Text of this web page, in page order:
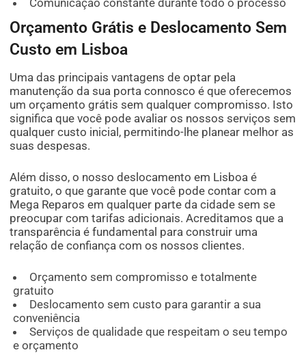
Comunicação constante durante todo o processo
Orçamento Grátis e Deslocamento Sem
Custo em Lisboa
Uma das principais vantagens de optar pela
manutenção da sua porta connosco é que oferecemos
um orçamento grátis sem qualquer compromisso. Isto
significa que você pode avaliar os nossos serviços sem
qualquer custo inicial, permitindo-lhe planear melhor as
suas despesas.
Além disso, o nosso deslocamento em Lisboa é
gratuito, o que garante que você pode contar com a
Mega Reparos em qualquer parte da cidade sem se
preocupar com tarifas adicionais. Acreditamos que a
transparência é fundamental para construir uma
relação de confiança com os nossos clientes.
Orçamento sem compromisso e totalmente
gratuito
Deslocamento sem custo para garantir a sua
conveniência
Serviços de qualidade que respeitam o seu tempo
e orçamento